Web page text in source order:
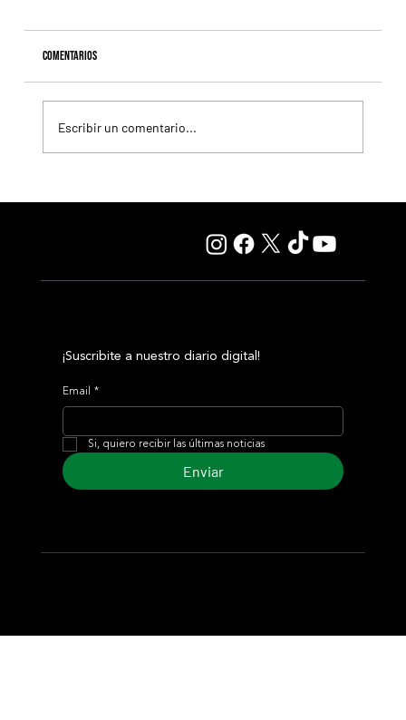
Comentarios
Escribir un comentario...
¡Suscribite a nuestro diario digital!
Email *
Si, quiero recibir las últimas noticias
Enviar